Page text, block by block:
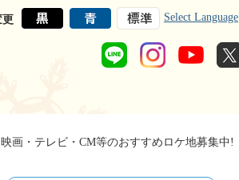
更 Select Language
映画・テレビ・CM等のおすすめロケ地募集中!